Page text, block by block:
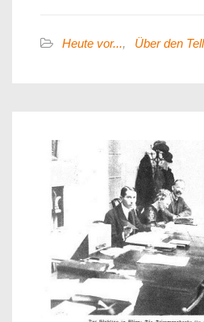
Heute vor..., Über den